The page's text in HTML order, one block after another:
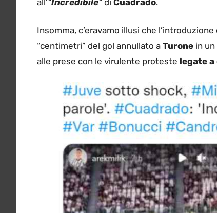
Insomma, c’eravamo illusi che
“centimetri” del gol annullato a Turone in
alle prese con le virulente proteste legate